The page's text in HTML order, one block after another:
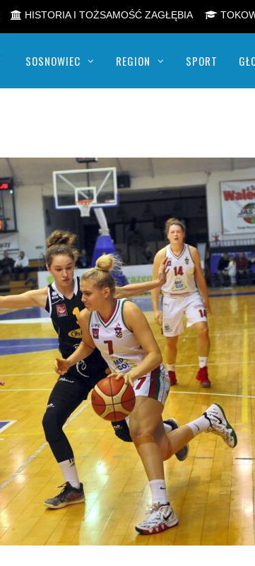
HISTORIA I TOŻSAMOŚĆ ZAGŁĘBIA
SOSNOWIEC REGION SPORT